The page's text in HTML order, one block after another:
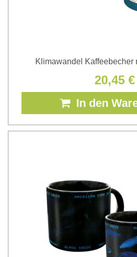
Klimawandel Kaffeebecher
20,45 €
In den